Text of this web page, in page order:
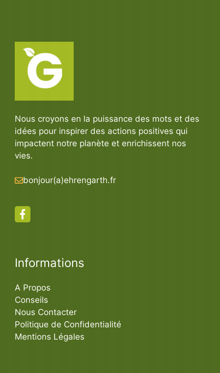
Nous croyons en la puissance des mots et des
idées pour inspirer des actions positives qui
impactent notre planète et enrichissent nos
vies.
bonjour(a)ehrengarth.fr
Informations
A Propos
Conseils
Nous Contacter
Politique de Confidentialité
Mentions Légales